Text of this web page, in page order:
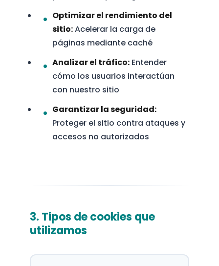
Optimizar el rendimiento del
sitio:Acelerar la carga de
páginas mediante caché
Analizar el tráfico:Entender
cómo los usuarios interactúan
con nuestro sitio
Garantizar la seguridad:
Proteger el sitio contra ataques y
accesos no autorizados
3. Tipos de cookies que
utilizamos